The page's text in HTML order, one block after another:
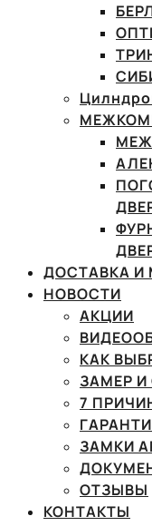
ДОСТАВКА
НОВОСТИ
АКЦИИ
КАК
ЗАМЕР
7
ЗАМКИ
ОТЗЫВЫ
КОНТАКТЫ